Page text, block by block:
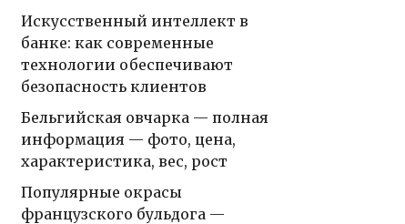
Искусственный интеллект в
банке: как современные
технологии обеспечивают
безопасность клиентов
Бельгийская овчарка — полная
информация — фото, цена,
характеристика, вес, рост
Популярные окрасы
французского бульдога —